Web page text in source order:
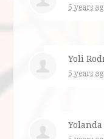
5 years
Yoli
5 years